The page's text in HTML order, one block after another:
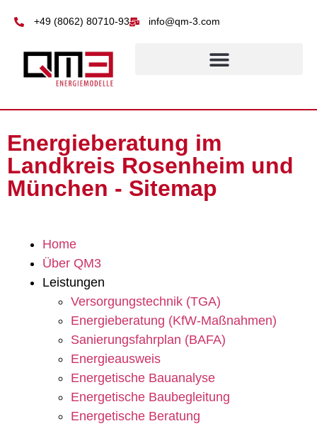
+49 (8062) 80710-93 info@qm-3.com
Energieberatung im
Landkreis Rosenheim und
München - Sitemap
Home
Über QM3
Leistungen
Versorgungstechnik (TGA)
Energieberatung (KfW-Maßnahmen)
Sanierungsfahrplan (BAFA)
Energieausweis
Energetische Bauanalyse
Energetische Baubegleitung
Energetische Beratung